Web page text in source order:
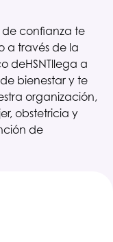
confianza te
a través de la
deHSNTllega a
bienestar y te
organización,
obstetricia y
de